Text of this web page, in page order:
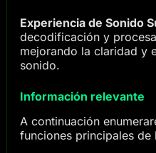
Experiencia de Sonido
decodificación y
mejorando la claridad y
sonido.
Información relevante
A continuación
funciones principales de